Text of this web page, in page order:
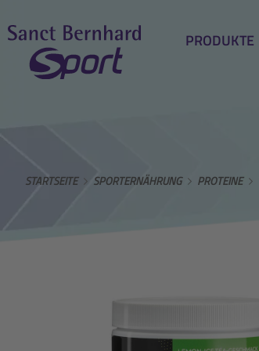
PRODUKTE
STARTSEITE SPORTERNÄHRUNG PROTEINE